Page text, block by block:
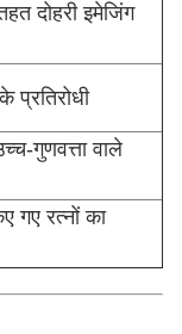
दोहरी इमेजिंग
प्रतिरोधी
गुणवत्ता वाले
गए रत्नों का